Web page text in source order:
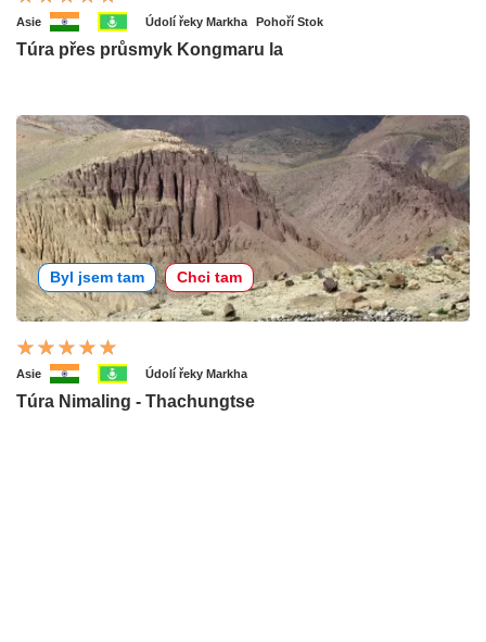
Asie Údolí řeky Markha Pohoří Stok
Túra přes průsmyk Kongmaru la
Byl jsem tam Chci tam
Asie Údolí řeky Markha
Túra Nimaling - Thachungtse